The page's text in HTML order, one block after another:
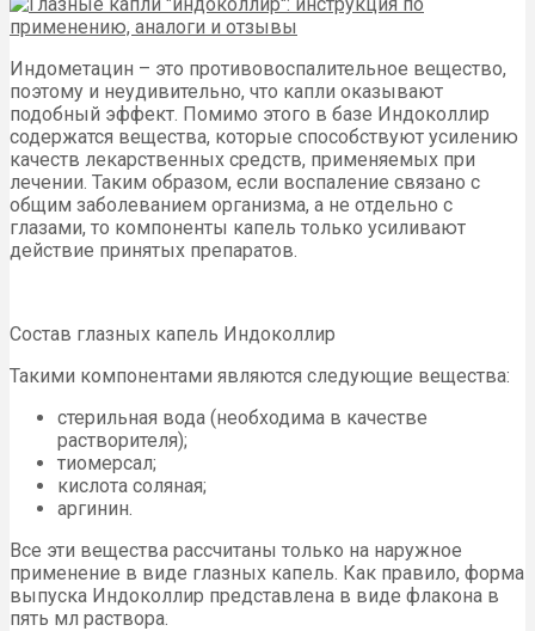
Индометацин – это противовоспалительное вещество,
поэтому и неудивительно, что капли оказывают
подобный эффект. Помимо этого в базе Индоколлир
содержатся вещества, которые способствуют усилению
качеств лекарственных средств, применяемых при
лечении. Таким образом, если воспаление связано с
общим заболеванием организма, а не отдельно с
глазами, то компоненты капель только усиливают
действие принятых препаратов.
Состав глазных капель Индоколлир
Такими компонентами являются следующие вещества:
стерильная вода (необходима в качестве
растворителя);
тиомерсал;
кислота соляная;
аргинин.
Все эти вещества рассчитаны только на наружное
применение в виде глазных капель. Как правило, форма
выпуска Индоколлир представлена в виде флакона в
пять мл раствора.